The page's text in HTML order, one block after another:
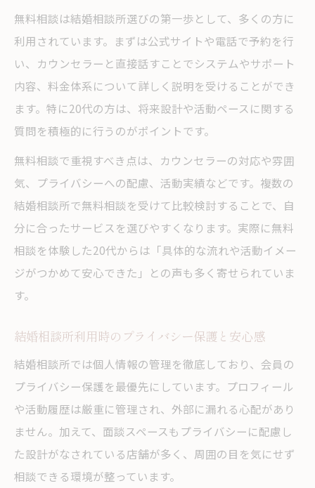
仕事や趣味と両立するための婚活方法を解説
結婚相談所で両立できる婚活プランの工夫
20代女性が結婚相談所で時間を有効活用す
る秘訣
結婚相談所のオンラインサービスの活用法
仕事や趣味を大切にしながら婚活する方法
結婚相談所の柔軟なサポート体制を紹介
20代が結婚相談所に求めるサポート体制の実際
無料相談で確認できる結婚相談所の対応力
結婚相談所でアドバイザーのサポートを体
結婚相談所の口コミで評価されるサポート
特徴
無料相談は結婚相談所選びの第一歩として、多くの方に
利用されています。まずは公式サイトや電話で予約を行
い、カウンセラーと直接話すことでシステムやサポート
内容、料金体系について詳しく説明を受けることができ
ます。特に20代の方は、将来設計や活動ペースに関する
質問を積極的に行うのがポイントです。
無料相談で重視すべき点は、カウンセラーの対応や雰囲
気、プライバシーへの配慮、活動実績などです。複数の
結婚相談所で無料相談を受けて比較検討することで、自
分に合ったサービスを選びやすくなります。実際に無料
相談を体験した20代からは「具体的な流れや活動イメー
ジがつかめて安心できた」との声も多く寄せられていま
す。
結婚相談所利用時のプライバシー保護と安心感
結婚相談所では個人情報の管理を徹底しており、会員の
プライバシー保護を最優先にしています。プロフィール
や活動履歴は厳重に管理され、外部に漏れる心配があり
ません。加えて、面談スペースもプライバシーに配慮し
た設計がなされている店舗が多く、周囲の目を気にせず
相談できる環境が整っています。